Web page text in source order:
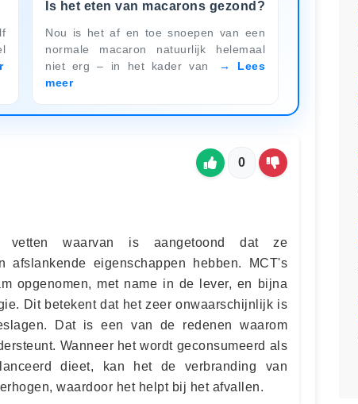
Is het eten van macarons gezond?
Nou is het af en toe snoepen van een
normale macaron natuurlijk helemaal
niet erg – in het kader van
Lees
meer
0
vetten waarvan is aangetoond dat ze
afslankende eigenschappen hebben. MCT's
opgenomen, met name in de lever, en bijna
Dit betekent dat het zeer onwaarschijnlijk is
Dat is een van de redenen waarom
Wanneer het wordt geconsumeerd als
dieet, kan het de verbranding van
waardoor het helpt bij het afvallen.